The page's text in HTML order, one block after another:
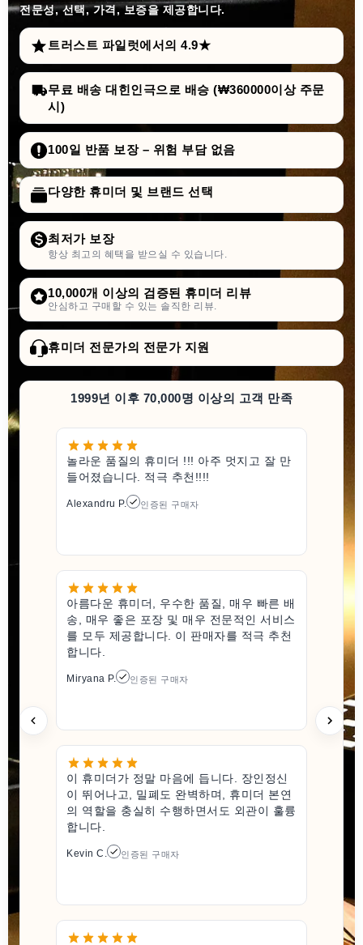
전문성, 선택, 가격, 보증을 제공합니다.
트러스트 파일럿에서의 4.9★
무료 배송 대힌인극으로 배승 (₩360000이상 주문
시)
100일 반품 보장 – 위험 부담 없음
다양한 휴미더 및 브랜드 선택
최저가 보장
항상 최고의 혜택을 받으실 수 있습니다.
10,000개 이상의 검증된 휴미더 리뷰
안심하고 구매할 수 있는 솔직한 리뷰.
휴미더 전문가의 전문가 지원
1999년 이후 70,000명 이상의 고객 만족
놀라운 품질의 휴미더 !!! 아주 멋지고 잘 만
들어졌습니다. 적극 추천!!!!
Alexandru P. 인증된 구매자
아름다운 휴미더, 우수한 품질, 매우 빠른 배
송, 매우 좋은 포장 및 매우 전문적인 서비스
를 모두 제공합니다. 이 판매자를 적극 추천
합니다.
Miryana P. 인증된 구매자
이 휴미더가 정말 마음에 듭니다. 장인정신
이 뛰어나고, 밀폐도 완벽하며, 휴미더 본연
의 역할을 충실히 수행하면서도 외관이 훌륭
합니다.
Kevin C. 인증된 구매자